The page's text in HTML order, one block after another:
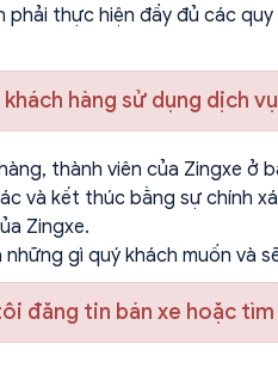
phải thực hiện đầy đủ các
hàng sử dụng dịch
thành viên của Zingxe
và kết thúc bằng sự chính
Zingxe.
những gì quý khách muốn và
đăng tin bán xe hoặc tìm